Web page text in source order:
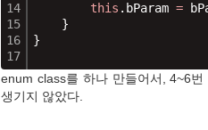
14
15
16
17
this .bParam =
}
}
enum class를 하나 만들어서, 4~6
생기지 않았다.